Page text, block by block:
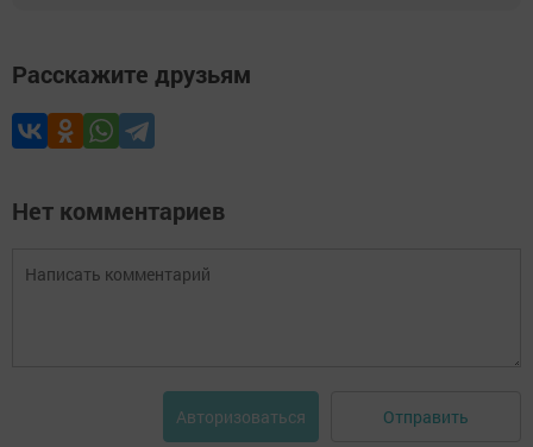
Расскажите друзьям
Нет комментариев
Авторизоваться Отправить